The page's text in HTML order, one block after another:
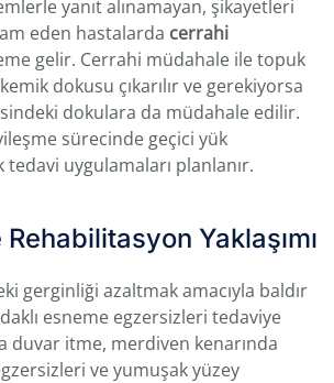
yanıt alınamayan, şikayetleri
eden hastalarda cerrahi
gelir. Cerrahi müdahale ile topuk
dokusu çıkarılır ve gerekiyorsa
dokulara da müdahale edilir.
sürecinde geçici yük
tedavi uygulamaları planlanır.
Yaklaşımı
gerginliği azaltmak amacıyla baldır
esneme egzersizleri tedaviye
duvar itme, merdiven kenarında
ve yumuşak yüzey